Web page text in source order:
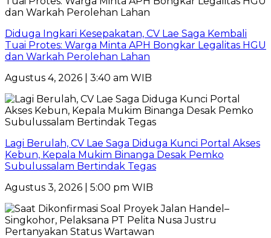
Diduga Ingkari Kesepakatan, CV Lae Saga Kembali
Tuai Protes: Warga Minta APH Bongkar Legalitas HGU
dan Warkah Perolehan Lahan
Agustus 4, 2026 | 3:40 am WIB
Lagi Berulah, CV Lae Saga Diduga Kunci Portal Akses
Kebun, Kepala Mukim Binanga Desak Pemko
Subulussalam Bertindak Tegas
Agustus 3, 2026 | 5:00 pm WIB